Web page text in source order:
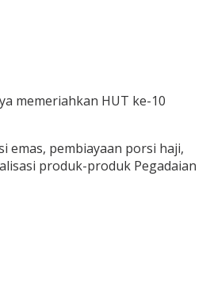
memeriahkan HUT ke-10
emas, pembiayaan porsi haji,
produk-produk Pegadaian